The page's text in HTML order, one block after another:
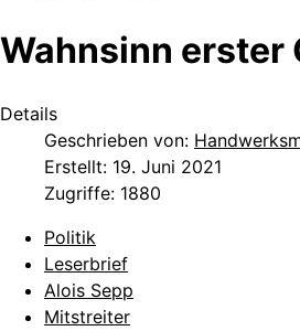
Wahnsinn erster
Details
Geschrieben von:
Erstellt: 19. Juni 2021
Zugriffe: 1880
Politik
Leserbrief
Alois Sepp
Mitstreiter